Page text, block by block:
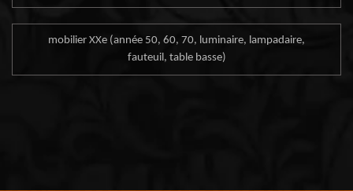
mobilier XXe (année 50, 60, 70, luminaire, lampadaire,
fauteuil, table basse)